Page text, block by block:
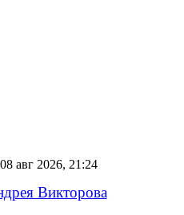
авг 2026, 21:24
Викторова